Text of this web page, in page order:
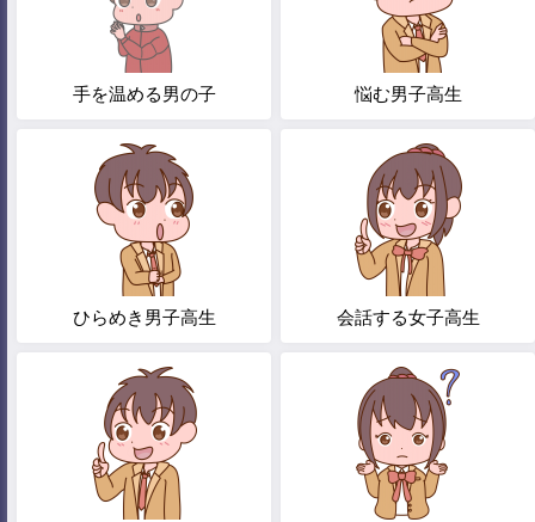
手を温める男の子 悩む男子高生
ひらめき男子高生 会話する女子高生